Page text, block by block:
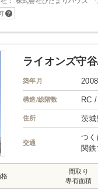
でサポートさせて頂きます
ご紹介致します。 ■当社ス
て大丈夫です！ わかりやすくご説明することをス
けております！ ご不安を一
度の大きな買い物だからこそ、『ひだ
ご相談ください。 物件のご
ターフォローまで 全て当社
入はひだまりハウスだけ？安
い点もお話してくれてとて
い状態だった私も安心して
めかけていましたが、ひだ
屋さんは恐いイメージがあ
』 ご購入頂いたお客様か
公開
ライオンズ守
築年月
構造/総階数 RC
住所 茨城
交通
つ
関
格
間取り
専有面積